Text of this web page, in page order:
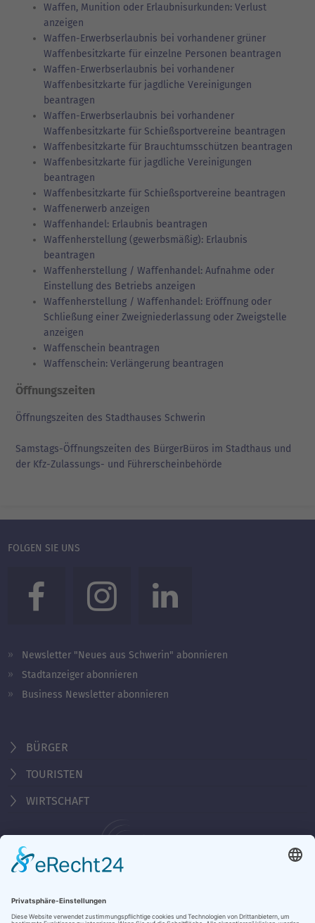
Waffen, Munition oder Erlaubnisurkunden: Verlust
anzeigen
Waffen-Erwerbserlaubnis bei vorhandener grüner
Waffenbesitzkarte für einzelne Personen beantragen
Waffen-Erwerbserlaubnis bei vorhandener
Waffenbesitzkarte für jagdliche Vereinigungen
beantragen
Waffen-Erwerbserlaubnis bei vorhandener
Waffenbesitzkarte für Schießsportvereine beantragen
Waffenbesitzkarte für Brauchtumsschützen beantragen
Waffenbesitzkarte für jagdliche Vereinigungen
beantragen
Waffenbesitzkarte für Schießsportvereine beantragen
Waffenerwerb anzeigen
Waffenhandel: Erlaubnis beantragen
Waffenherstellung (gewerbsmäßig): Erlaubnis
beantragen
Waffenherstellung / Waffenhandel: Aufnahme oder
Einstellung des Betriebs anzeigen
Waffenherstellung / Waffenhandel: Eröffnung oder
Schließung einer Zweigniederlassung oder Zweigstelle
anzeigen
Waffenschein beantragen
Waffenschein: Verlängerung beantragen
Öffnungszeiten
Öffnungszeiten des Stadthauses Schwerin
Samstags-Öffnungszeiten des BürgerBüros im Stadthaus und
der Kfz-Zulassungs- und Führerscheinbehörde
FOLGEN SIE UNS
Newsletter "Neues aus Schwerin" abonnieren
Stadtanzeiger abonnieren
Business Newsletter abonnieren
BÜRGER
TOURISTEN
WIRTSCHAFT
Behördennummer 115
KONTAKT
NOTRUFE & HOTLINES
JOBS